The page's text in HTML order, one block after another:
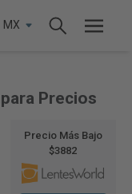
MX
Precios
Precio Más Bajo
$3882